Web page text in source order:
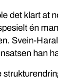
det klart at
én
Svein-
han